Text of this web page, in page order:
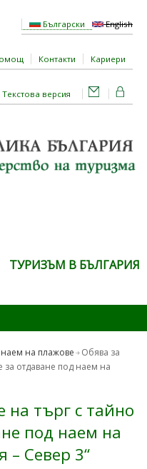
Български English
Контакти Кариери
Текстова версия
ТУРИЗЪМ В БЪЛГАРИЯ
на плажове
Обява за
за отдаване под наем на
на търг с тайно
под наем на
– Север 3“